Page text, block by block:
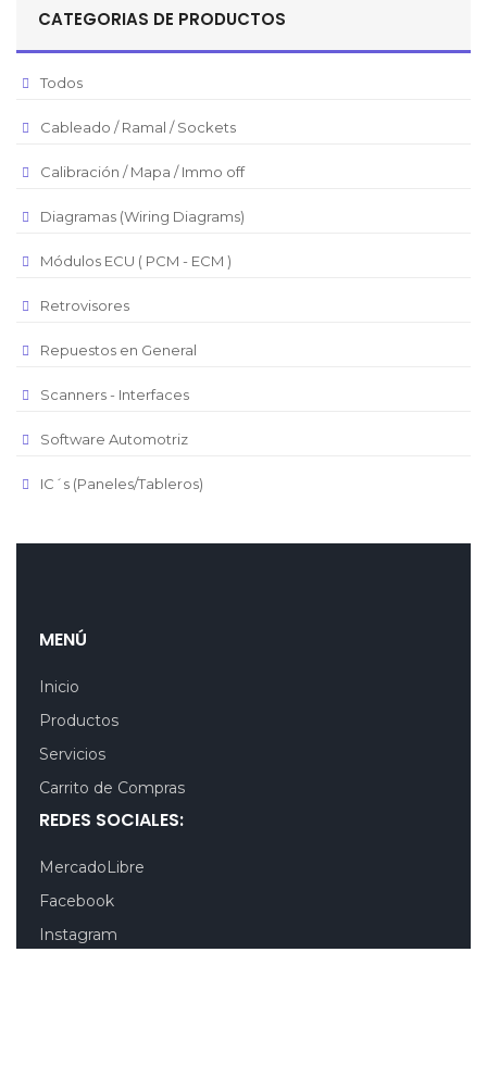
Pesos Mexicanos
Euro
Real Brasilero
CATEGORIAS DE PRODUCTOS
Todos
Cableado / Ramal / Sockets
Calibración / Mapa / Immo off
Diagramas (Wiring Diagrams)
Módulos ECU ( PCM - ECM )
Retrovisores
Repuestos en General
Scanners - Interfaces
Software Automotriz
IC´s (Paneles/Tableros)
MENÚ
Inicio
Productos
Servicios
Carrito de Compras
REDES SOCIALES:
MercadoLibre
Facebook
Instagram